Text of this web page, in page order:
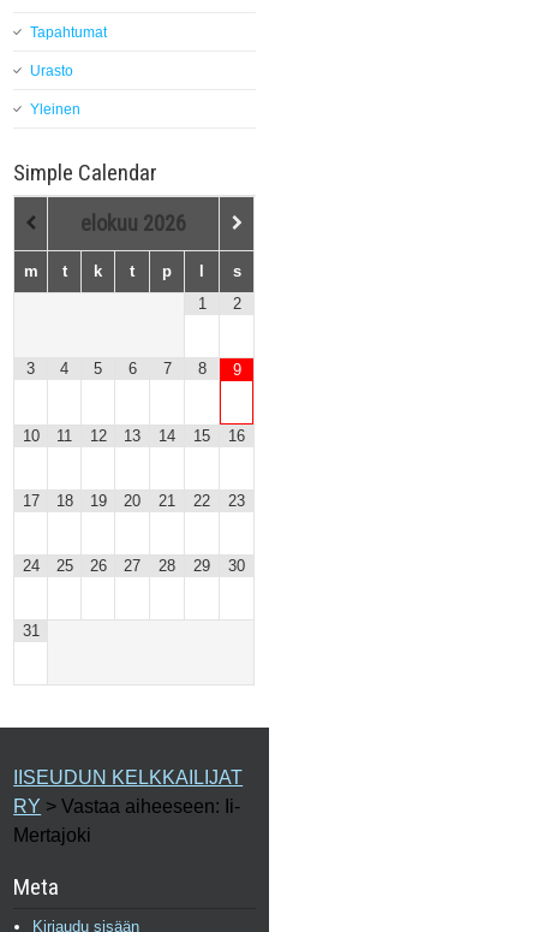
Tapahtumat
Urasto
Yleinen
Simple Calendar
elokuu 2026
m t k t p
s
1
2
3 4 5 6 7 8 9
10 11 12 13 14 15 16
17 18 19 20 21 22 23
24 25 26 27 28 29 30
31
IISEUDUN KELKKAILIJAT
RY >Vastaa aiheeseen: Ii-
Mertajoki
Meta
Kirjaudu sisään